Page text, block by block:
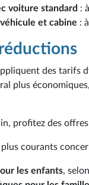
voiture standard :
et cabine :
des tarifs
plus
profitez des offres
plus courants
les enfants,